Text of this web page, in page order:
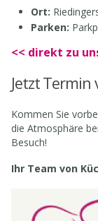
Ort:
Parken:
<< direkt zu
Jetzt Termin
Kommen Sie
die Atmosphäre bei
Besuch!
Ihr Team von